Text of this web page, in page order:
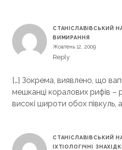
СТАНІСЛАВІВСЬКИЙ
ВИМИРАННЯ
Жовтень 12, 2009
Reply
[…] Зокрема, виявлено, що
мешканці коралових рифів –
високі широти обох півкуль,
СТАНІСЛАВІВСЬКИЙ
ІХТІОЛОГІЧНІ